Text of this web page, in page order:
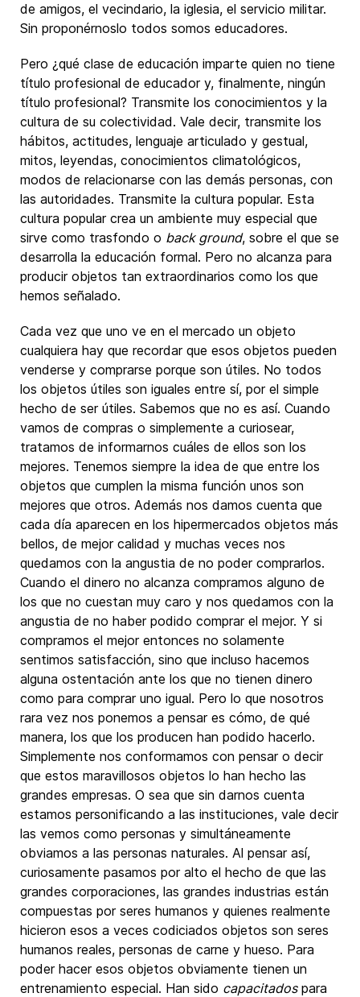
de amigos, el vecindario, la iglesia, el servicio militar.
Sin proponérnoslo todos somos educadores.
Pero ¿qué clase de educación imparte quien no tiene
título profesional de educador y, finalmente, ningún
título profesional? Transmite los conocimientos y la
cultura de su colectividad. Vale decir, transmite los
hábitos, actitudes, lenguaje articulado y gestual,
mitos, leyendas, conocimientos climatológicos,
modos de relacionarse con las demás personas, con
las autoridades. Transmite la cultura popular. Esta
cultura popular crea un ambiente muy especial que
sirve como trasfondo o back ground, sobre el que se
desarrolla la educación formal. Pero no alcanza para
producir objetos tan extraordinarios como los que
hemos señalado.
Cada vez que uno ve en el mercado un objeto
cualquiera hay que recordar que esos objetos pueden
venderse y comprarse porque son útiles. No todos
los objetos útiles son iguales entre sí, por el simple
hecho de ser útiles. Sabemos que no es así. Cuando
vamos de compras o simplemente a curiosear,
tratamos de informarnos cuáles de ellos son los
mejores. Tenemos siempre la idea de que entre los
objetos que cumplen la misma función unos son
mejores que otros. Además nos damos cuenta que
cada día aparecen en los hipermercados objetos más
bellos, de mejor calidad y muchas veces nos
quedamos con la angustia de no poder comprarlos.
Cuando el dinero no alcanza compramos alguno de
los que no cuestan muy caro y nos quedamos con la
angustia de no haber podido comprar el mejor. Y si
compramos el mejor entonces no solamente
sentimos satisfacción, sino que incluso hacemos
alguna ostentación ante los que no tienen dinero
como para comprar uno igual. Pero lo que nosotros
rara vez nos ponemos a pensar es cómo, de qué
manera, los que los producen han podido hacerlo.
Simplemente nos conformamos con pensar o decir
que estos maravillosos objetos lo han hecho las
grandes empresas. O sea que sin darnos cuenta
estamos personificando a las instituciones, vale decir
las vemos como personas y simultáneamente
obviamos a las personas naturales. Al pensar así,
curiosamente pasamos por alto el hecho de que las
grandes corporaciones, las grandes industrias están
compuestas por seres humanos y quienes realmente
hicieron esos a veces codiciados objetos son seres
humanos reales, personas de carne y hueso. Para
poder hacer esos objetos obviamente tienen un
entrenamiento especial. Han sido capacitadospara